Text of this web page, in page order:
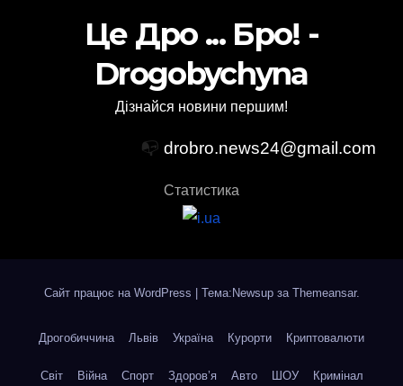
Це Дро ... Бро! -
Drogobychyna
Дізнайся новини першим!
📭 drobro.news24@gmail.com
Статистика
Сайт працює на WordPress | Тема:Newsup за Themeansar.
Дрогобиччина Львів Україна Курорти Криптовалюти
Світ Війна Спорт Здоров’я Авто ШОУ Кримінал